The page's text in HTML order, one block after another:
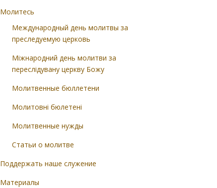
Молитесь
Международный день молитвы за
преследуемую церковь
Міжнародний день молитви за
переслідувану церкву Божу
Молитвенные бюллетени
Молитовні бюлетені
Молитвенные нужды
Статьи о молитве
Поддержать наше служение
Материалы